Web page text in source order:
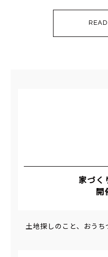
家づく
開
土地探しのこと、おう